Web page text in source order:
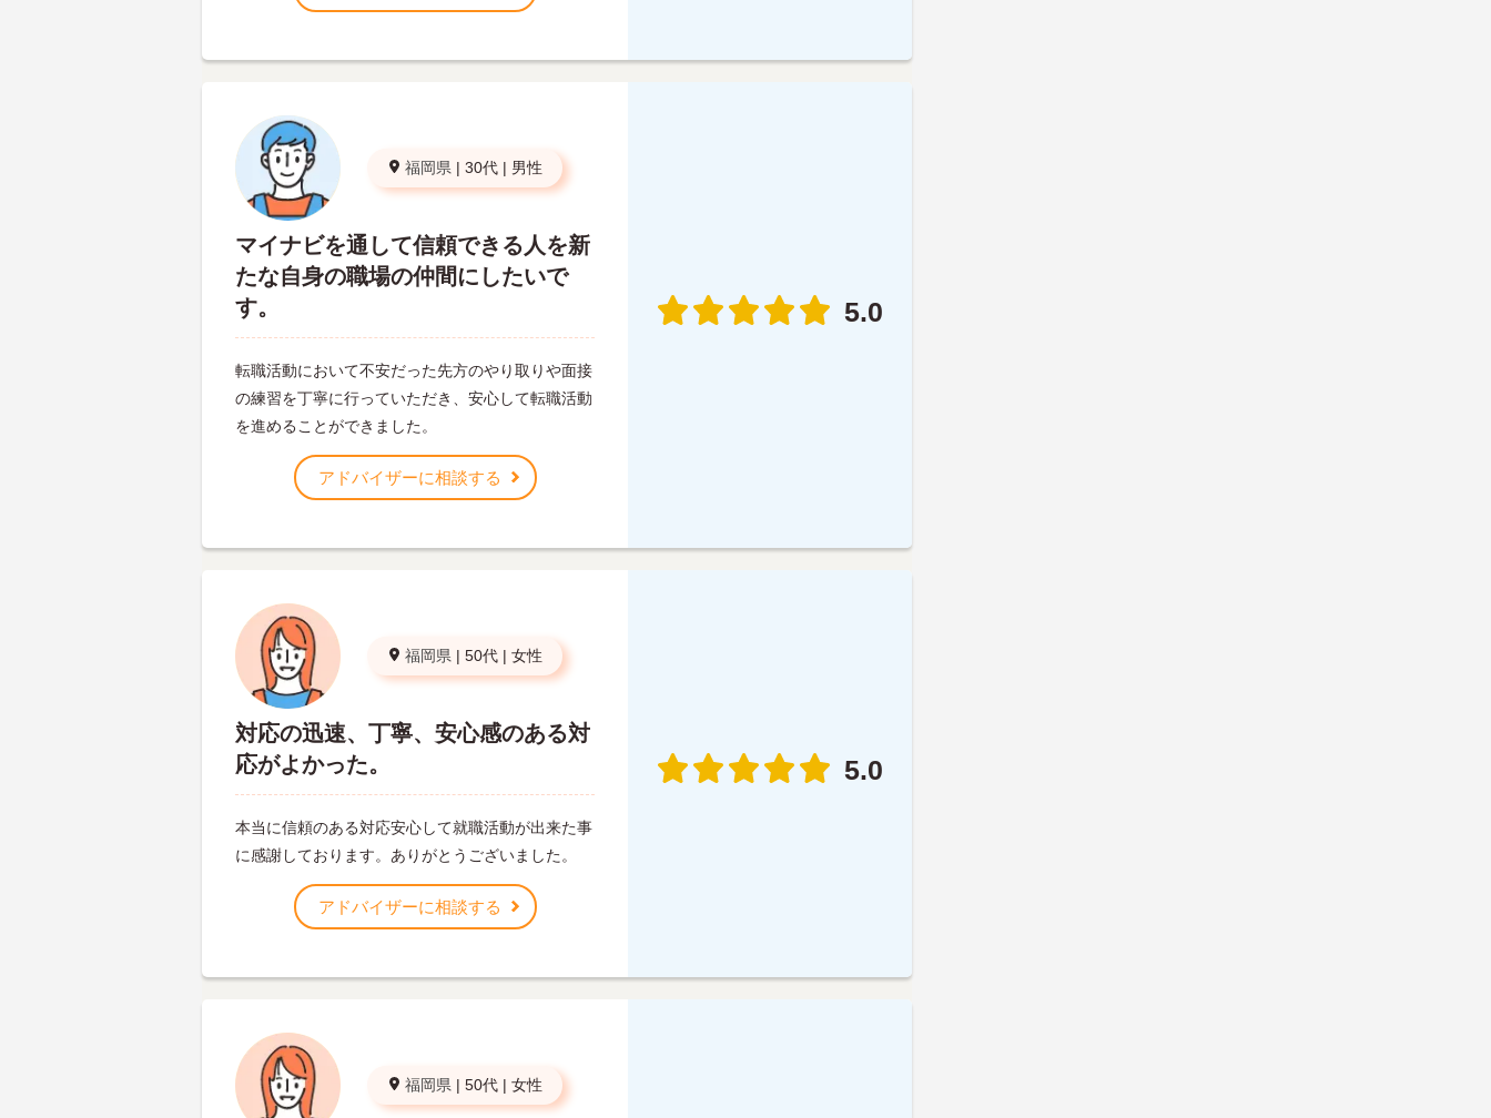
福岡県 | 30代 | 男性
マイナビを通して信頼できる人を新
たな自身の職場の仲間にしたいで
す。
転職活動において不安だった先方のやり取りや面接
の練習を丁寧に行っていただき、安心して転職活動
を進めることができました。
アドバイザーに相談する
5.0
福岡県 | 50代 | 女性
対応の迅速、丁寧、安心感のある対
応がよかった。
本当に信頼のある対応安心して就職活動が出来た事
に感謝しております。ありがとうございました。
アドバイザーに相談する
5.0
福岡県 | 50代 | 女性